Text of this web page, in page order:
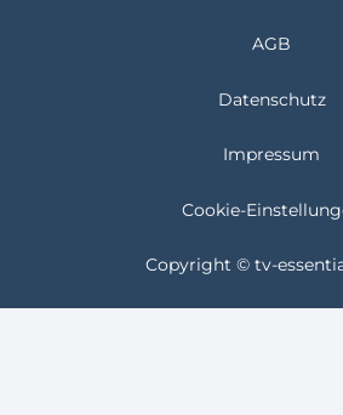
AGB
Datenschutz
Impressum
Cookie-
Copyright © tv-